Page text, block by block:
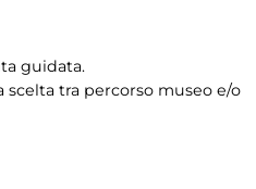
guidata.
tra percorso museo e/o